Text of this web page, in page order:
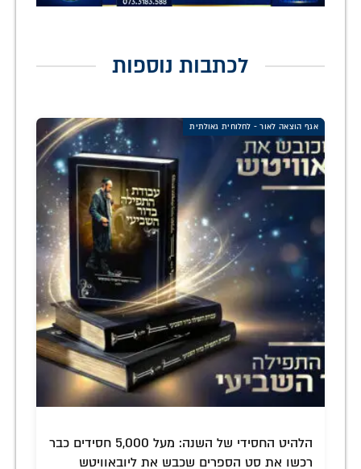
לכתבות נוספות
אגף הוצאה לאור - לחלוחית גאולתית
הלהיט החסידי של השנה: מעל 5,000 חסידים כבר
רכשו את סט הספרים שכבש את ליובאוויטש